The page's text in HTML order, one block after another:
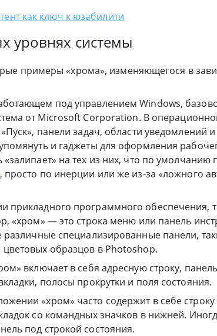
как ключ к юзабилити
уровнях системы
примеры «хрома», изменяющегося в
под управлением Windows,
от Microsoft Corporation. В
«Пуск», панели задач, области
и гаджеты для оформления
«залипает» на тех из них, что по умолчанию
просто по инерции или же из-за «ложного
прикладного программного обеспечения,
«хром» — это строка меню или панель
различные специализированные панели,
образцов в Photoshop.
включает в себя адресную строку,
полосы прокрутки и поля состояния.
«хром» часто содержит в себе строку
со командных значков в нижней.
под строкой состояния.